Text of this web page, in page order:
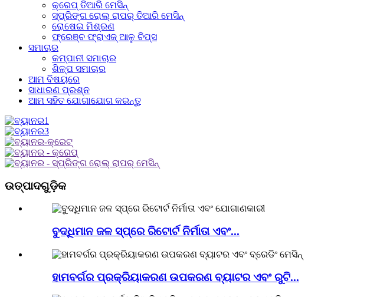
କ୍ରେପ୍ ତିଆରି ମେସିନ୍
ସ୍ପ୍ରିଙ୍ଗ ରୋଲ୍ ରାପର୍ ତିଆରି ମେସିନ୍
ରୋଷେଇ ମିଶ୍ରଣ
ଫ୍ରେଞ୍ଚ ଫ୍ରାଏଜ୍ ଆଳୁ ଚିପ୍ସ
ସମାଚାର
କମ୍ପାନୀ ସମାଚାର
ଶିଳ୍ପ ସମାଚାର
ଆମ ବିଷୟରେ
ସାଧାରଣ ପ୍ରଶ୍ନ
ଆମ ସହିତ ଯୋଗାଯୋଗ କରନ୍ତୁ
ଉତ୍ପାଦଗୁଡ଼ିକ
ବୁଦ୍ଧିମାନ ଜଳ ସ୍ପ୍ରେ ରିଟୋର୍ଟ ନିର୍ମାତା ଏବଂ...
ହାମବର୍ଗର ପ୍ରକ୍ରିୟାକରଣ ଉପକରଣ ବ୍ୟାଟର ଏବଂ ରୁଟି...